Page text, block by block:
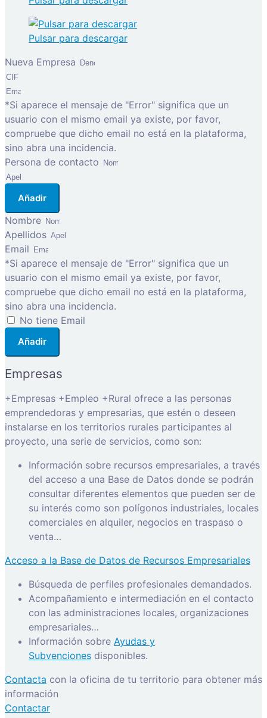
Pulsar para descargar
Nueva Empresa
*Si aparece el mensaje de "Error" significa que un
usuario con el mismo email ya existe, por favor,
compruebe que dicho email no está en la plataforma,
sino abra una incidencia.
Persona de contacto
Añadir
Nombre
Apellidos
Email
*Si aparece el mensaje de "Error" significa que un
usuario con el mismo email ya existe, por favor,
compruebe que dicho email no está en la plataforma,
sino abra una incidencia.
No tiene Email
Añadir
Empresas
+Empresas +Empleo +Rural ofrece a las personas
emprendedoras y empresarias, que estén o deseen
instalarse en los territorios rurales participantes al
proyecto, una serie de servicios, como son:
Información sobre recursos empresariales, a través
del acceso a una Base de Datos donde se podrán
consultar diferentes elementos que pueden ser de
su interés como son polígonos industriales, locales
comerciales en alquiler, negocios en traspaso o
venta…
Acceso a la Base de Datos de Recursos Empresariales
Búsqueda de perfiles profesionales demandados.
Acompañamiento e intermediación en el contacto
con las administraciones locales, organizaciones
empresariales…
Información sobre Ayudas y
Subvenciones disponibles.
Contacta con la oficina de tu territorio para obtener más
información
Contactar